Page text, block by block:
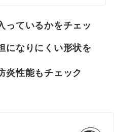
っているかをチェッ
になりにくい形状を
炎性能もチェック